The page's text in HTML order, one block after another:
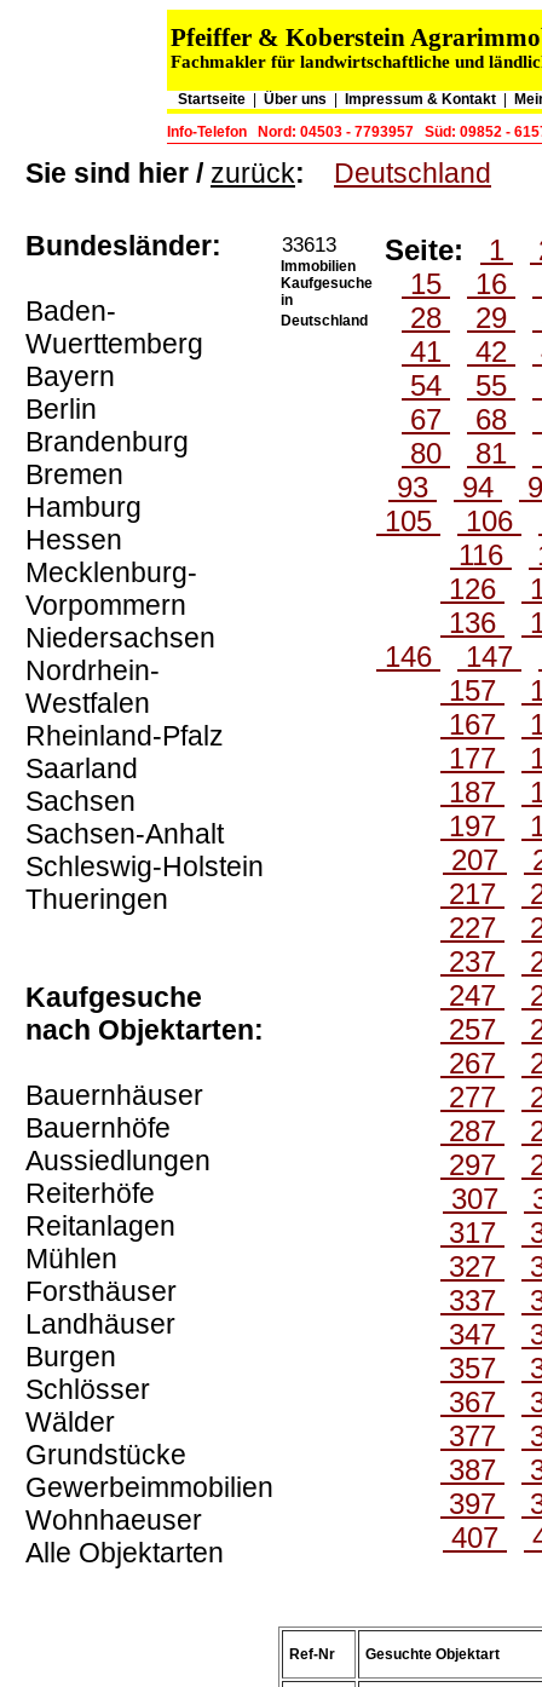
Pfeiffer & Koberstein
Fachmakler für landwirtschaftliche und
Startseite Über uns Impressum & Kontakt
Info-Telefon
Nord: 04503 - 7793957 Süd: 09852 -
Sie sind hier / zurück: Deutschland
Bundesländer:
Baden-
Wuerttemberg
Bayern
Berlin
Brandenburg
Bremen
Hamburg
Hessen
Mecklenburg-
Vorpommern
Niedersachsen
Nordrhein-
Westfalen
Rheinland-Pfalz
Saarland
Sachsen
Sachsen-Anhalt
Schleswig-Holstein
Thueringen
Kaufgesuche
nach Objektarten:
Bauernhäuser
Bauernhöfe
Aussiedlungen
Reiterhöfe
Reitanlagen
Mühlen
Forsthäuser
Landhäuser
Burgen
Schlösser
Wälder
Grundstücke
Gewerbeimmobilien
Wohnhaeuser
Alle Objektarten
33613
Immobilien
Kaufgesuche
in
Deutschland
Seite: 1
15
16
28
29
41
42
54
55
67
68
80
81
93
94
105
106
116
126
136
146
147
157
167
177
187
197
207
217
227
237
247
257
267
277
287
297
307
317
327
337
347
357
367
377
387
397
407
Ref-Nr Gesuchte Objektart